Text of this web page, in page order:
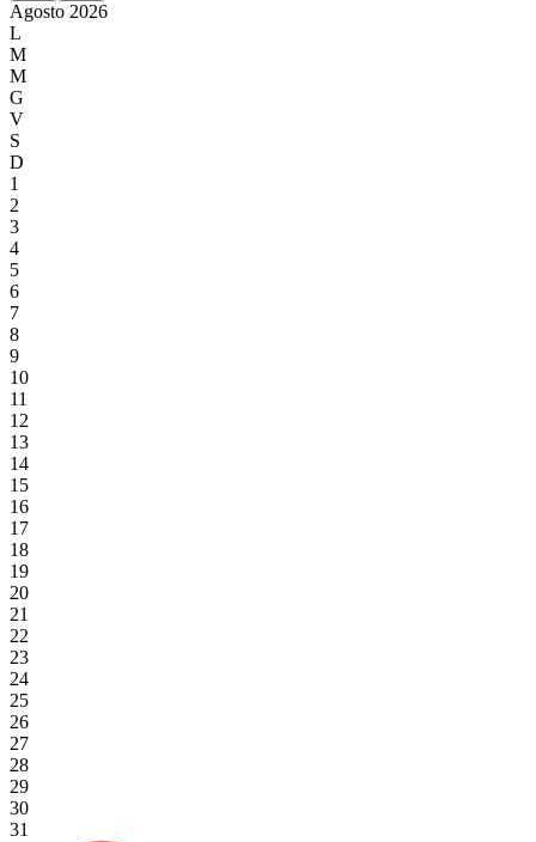
Agosto 2026
L
M
M
G
V
S
D
1
2
3
4
5
6
7
8
9
10
11
12
13
14
15
16
17
18
19
20
21
22
23
24
25
26
27
28
29
30
31